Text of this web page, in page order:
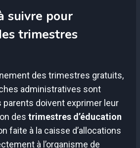
suivre pour
trimestres
des trimestres gratuits,
administratives sont
parents doivent exprimer leur
des trimestres d’éducation
faite à la caisse d’allocations
à l’organisme de